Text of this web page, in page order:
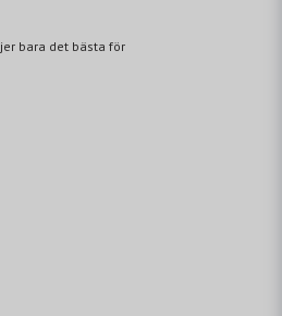
bara det bästa för